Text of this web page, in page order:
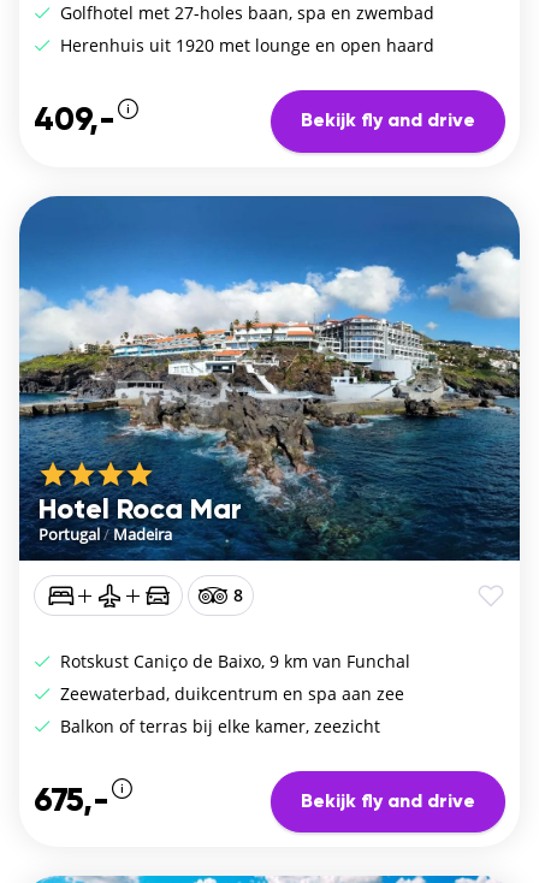
Golfhotel met 27-holes baan, spa en zwembad
Herenhuis uit 1920 met lounge en open haard
409,- Bekijk fly and drive
Hotel Roca Mar
Portugal/Madeira
8
Rotskust Caniço de Baixo, 9 km van Funchal
Zeewaterbad, duikcentrum en spa aan zee
Balkon of terras bij elke kamer, zeezicht
675,- Bekijk fly and drive